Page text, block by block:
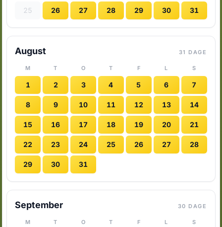
25 26 27 28 29 30 31
August 31 DAGE
M T O T F L S
1 2 3 4 5 6 7
8 9 10 11 12 13 14
15 16 17 18 19 20 21
22 23 24 25 26 27 28
29 30 31
September 30 DAGE
M T O T F L S